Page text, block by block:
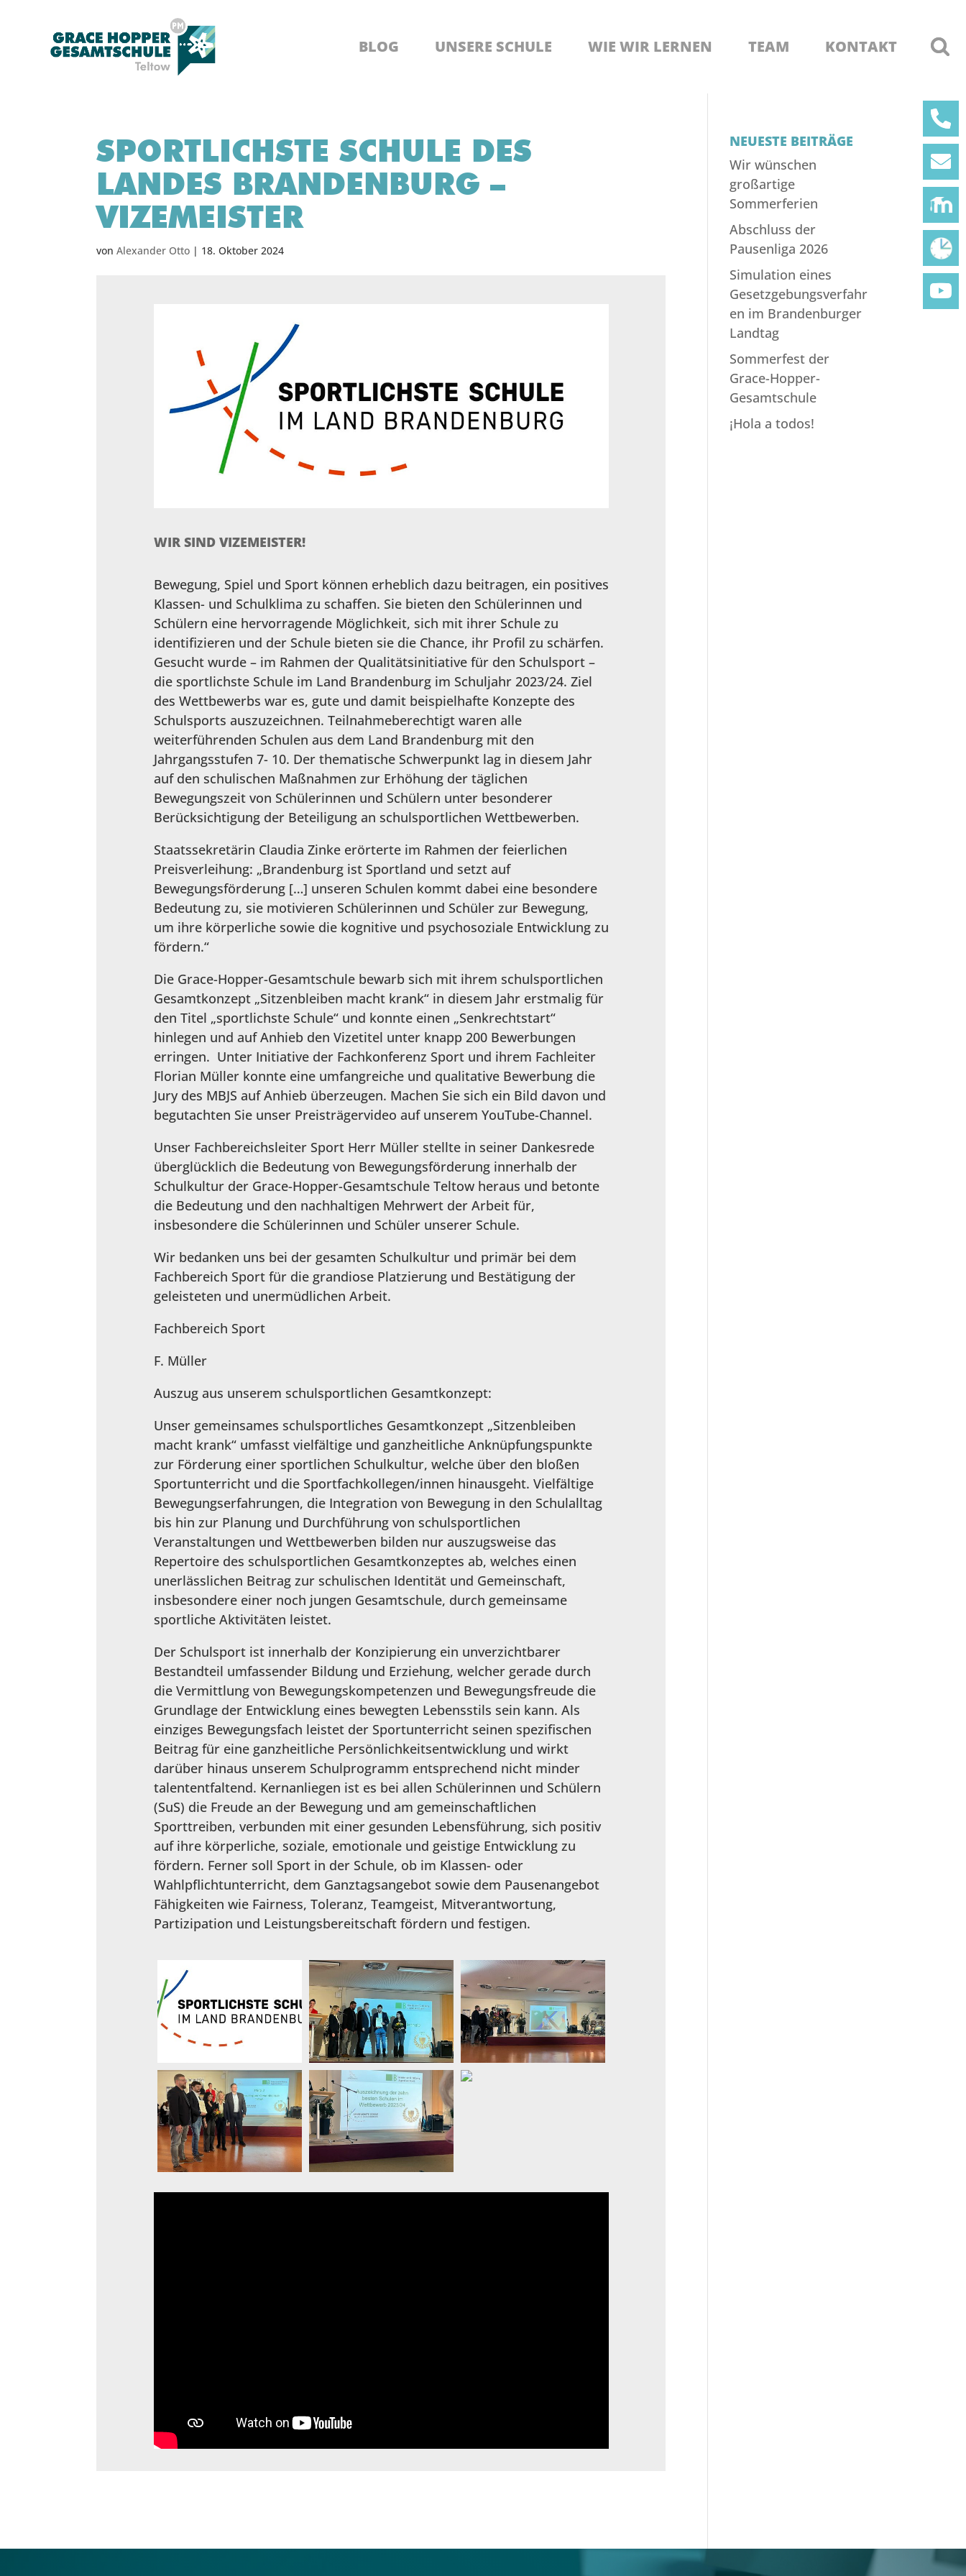
BLOG UNSERE SCHULE WIE WIR LERNEN TEAM KONTAKT
SPORTLICHSTE SCHULE DES
LANDES BRANDENBURG –
VIZEMEISTER
vonAlexander Otto | 18. Oktober 2024
WIR SIND VIZEMEISTER!
Bewegung, Spiel und Sport können erheblich dazu beitragen, ein positives
Klassen- und Schulklima zu schaffen. Sie bieten den Schülerinnen und
Schülern eine hervorragende Möglichkeit, sich mit ihrer Schule zu
identifizieren und der Schule bieten sie die Chance, ihr Profil zu schärfen.
Gesucht wurde – im Rahmen der Qualitätsinitiative für den Schulsport –
die sportlichste Schule im Land Brandenburg im Schuljahr 2023/24. Ziel
des Wettbewerbs war es, gute und damit beispielhafte Konzepte des
Schulsports auszuzeichnen. Teilnahmeberechtigt waren alle
weiterführenden Schulen aus dem Land Brandenburg mit den
Jahrgangsstufen 7- 10. Der thematische Schwerpunkt lag in diesem Jahr
auf den schulischen Maßnahmen zur Erhöhung der täglichen
Bewegungszeit von Schülerinnen und Schülern unter besonderer
Berücksichtigung der Beteiligung an schulsportlichen Wettbewerben.
Staatssekretärin Claudia Zinke erörterte im Rahmen der feierlichen
Preisverleihung: „Brandenburg ist Sportland und setzt auf
Bewegungsförderung […] unseren Schulen kommt dabei eine besondere
Bedeutung zu, sie motivieren Schülerinnen und Schüler zur Bewegung,
um ihre körperliche sowie die kognitive und psychosoziale Entwicklung zu
fördern.“
Die Grace-Hopper-Gesamtschule bewarb sich mit ihrem schulsportlichen
Gesamtkonzept „Sitzenbleiben macht krank“ in diesem Jahr erstmalig für
den Titel „sportlichste Schule“ und konnte einen „Senkrechtstart“
hinlegen und auf Anhieb den Vizetitel unter knapp 200 Bewerbungen
erringen. Unter Initiative der Fachkonferenz Sport und ihrem Fachleiter
Florian Müller konnte eine umfangreiche und qualitative Bewerbung die
Jury des MBJS auf Anhieb überzeugen. Machen Sie sich ein Bild davon und
begutachten Sie unser Preisträgervideo auf unserem YouTube-Channel.
Unser Fachbereichsleiter Sport Herr Müller stellte in seiner Dankesrede
überglücklich die Bedeutung von Bewegungsförderung innerhalb der
Schulkultur der Grace-Hopper-Gesamtschule Teltow heraus und betonte
die Bedeutung und den nachhaltigen Mehrwert der Arbeit für,
insbesondere die Schülerinnen und Schüler unserer Schule.
Wir bedanken uns bei der gesamten Schulkultur und primär bei dem
Fachbereich Sport für die grandiose Platzierung und Bestätigung der
geleisteten und unermüdlichen Arbeit.
Fachbereich Sport
F. Müller
Auszug aus unserem schulsportlichen Gesamtkonzept:
Unser gemeinsames schulsportliches Gesamtkonzept „Sitzenbleiben
macht krank“ umfasst vielfältige und ganzheitliche Anknüpfungspunkte
zur Förderung einer sportlichen Schulkultur, welche über den bloßen
Sportunterricht und die Sportfachkollegen/innen hinausgeht. Vielfältige
Bewegungserfahrungen, die Integration von Bewegung in den Schulalltag
bis hin zur Planung und Durchführung von schulsportlichen
Veranstaltungen und Wettbewerben bilden nur auszugsweise das
Repertoire des schulsportlichen Gesamtkonzeptes ab, welches einen
unerlässlichen Beitrag zur schulischen Identität und Gemeinschaft,
insbesondere einer noch jungen Gesamtschule, durch gemeinsame
sportliche Aktivitäten leistet.
Der Schulsport ist innerhalb der Konzipierung ein unverzichtbarer
Bestandteil umfassender Bildung und Erziehung, welcher gerade durch
die Vermittlung von Bewegungskompetenzen und Bewegungsfreude die
Grundlage der Entwicklung eines bewegten Lebensstils sein kann. Als
einziges Bewegungsfach leistet der Sportunterricht seinen spezifischen
Beitrag für eine ganzheitliche Persönlichkeitsentwicklung und wirkt
darüber hinaus unserem Schulprogramm entsprechend nicht minder
talententfaltend. Kernanliegen ist es bei allen Schülerinnen und Schülern
(SuS) die Freude an der Bewegung und am gemeinschaftlichen
Sporttreiben, verbunden mit einer gesunden Lebensführung, sich positiv
auf ihre körperliche, soziale, emotionale und geistige Entwicklung zu
fördern. Ferner soll Sport in der Schule, ob im Klassen- oder
Wahlpflichtunterricht, dem Ganztagsangebot sowie dem Pausenangebot
Fähigkeiten wie Fairness, Toleranz, Teamgeist, Mitverantwortung,
Partizipation und Leistungsbereitschaft fördern und festigen.
NEUESTE BEITRÄGE
Wir wünschen
großartige
Sommerferien
Abschluss der
Pausenliga 2026
Simulation eines
Gesetzgebungsverfahr
en im Brandenburger
Landtag
Sommerfest der
Grace-Hopper-
Gesamtschule
¡Hola a todos!